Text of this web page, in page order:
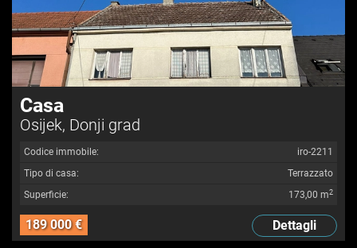
Casa
Osijek, Donji grad
Codice immobile:
iro-2211
Tipo di casa:
Terrazzato
Superficie:
173,00 m2
189 000 € Dettagli